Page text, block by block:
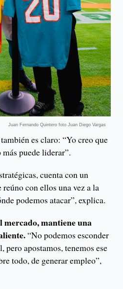
Juan Fernando Quintero foto Juan Diego Vargas
es claro: “Yo creo que
puede liderar”.
cuenta con un
reúno con ellos una vez a la
podemos atacar”, explica.
mercado, mantiene una
“No podemos esconder
apostamos, tenemos ese
todo, de generar empleo”,